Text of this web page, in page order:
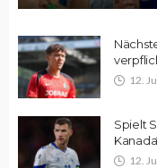
12.
Spielt
12.